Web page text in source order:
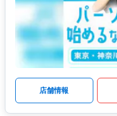
店舗情報